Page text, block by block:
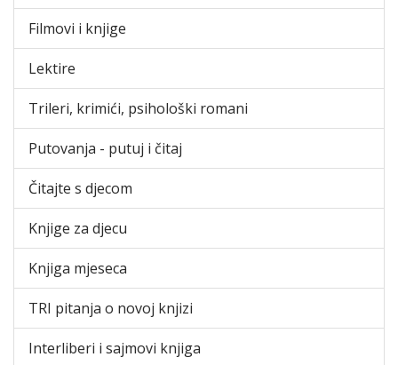
Filmovi i knjige
Lektire
Trileri, krimići, psihološki romani
Putovanja - putuj i čitaj
Čitajte s djecom
Knjige za djecu
Knjiga mjeseca
TRI pitanja o novoj knjizi
Interliberi i sajmovi knjiga